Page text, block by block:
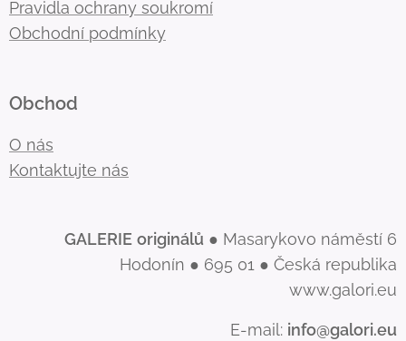
Pravidla ochrany soukromí
Obchodní podmínky
Obchod
O nás
Kontaktujte nás
GALERIE originálů ● Masarykovo náměstí 6
Hodonín ● 695 01 ● Česká republika
www.galori.eu
E-mail: info@galori.eu